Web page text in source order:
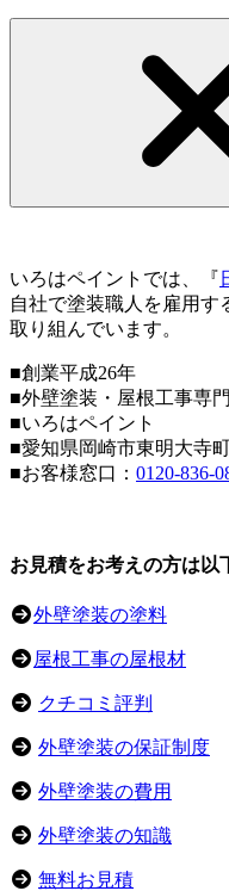
いろはペイントでは、『
自社で塗装職人を雇用す
取り組んでいます。
■創業平成26年
■外壁塗装・屋根工事専
■いろはペイント
■愛知県岡崎市東明大寺
■お客様窓口： 0120-836-
お見積をお考えの方は以
外壁塗装の塗料
屋根工事の屋根材
クチコミ評判
外壁塗装の保証制度
外壁塗装の費用
外壁塗装の知識
無料お見積